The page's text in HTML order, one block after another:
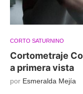
CORTO SATURNINO
Cortometraje
a primera vista
por Esmeralda Mejía